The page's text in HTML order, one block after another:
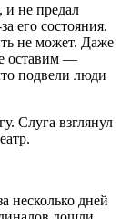
и не предал
его состояния.
не может. Даже
оставим —
подвели люди
Слуга взглянул
несколько дней